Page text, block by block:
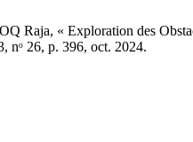
Raja, « Exploration des
nᵒ 26, p. 396, oct. 2024.